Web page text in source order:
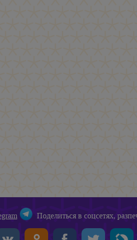
Поделиться в соцсетях,